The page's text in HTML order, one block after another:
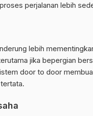
perjalanan lebih
lebih
jika bepergian
door to door